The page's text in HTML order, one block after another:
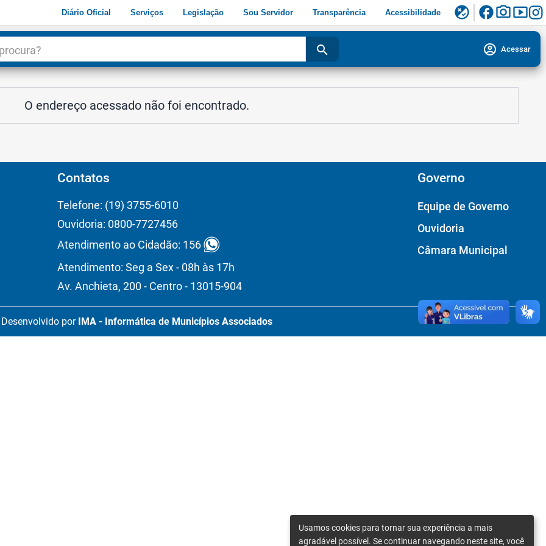
Diário Oficial Serviços Legislação Sou Servidor Transparência Acessibilidade flaky facebookphoto_camerasmart_display
search account_circle Acessar
O endereço acessado não foi encontrado.
Contatos
Telefone: (19) 3755-6010
Ouvidoria: 0800-7727456
Atendimento ao Cidadão: 156
Atendimento: Seg a Sex - 08h às 17h
Av. Anchieta, 200 - Centro - 13015-904
Governo
Equipe de Governo
Ouvidoria
Câmara Municipal
Desenvolvido por IMA - Informática de Municípios Associados
Usamos cookies para tornar sua experiência a mais
agradável possível. Se continuar navegando neste site, você